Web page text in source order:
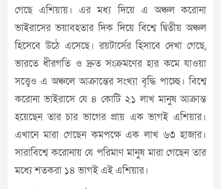
গেছে এশিয়ায়। এর মধ্য দিয়ে এ অঞ্চল করোনা
ভাইরাসের ভয়াবহতার দিক দিয়ে বিশ্বে দ্বিতীয় অঞ্চল
হিসেবে উঠে এসেছে। রয়টার্সের হিসাবে দেখা গেছে,
ভারতে ধীরগতি ও দ্রুত সংক্রমণের হার কমে যাওয়া
সত্ত্বেও এ অঞ্চলে আক্রান্তের সংখ্যা বৃদ্ধি পাচ্ছে। বিশ্বে
করোনা ভাইরাসে যে ৪ কোটি ২১ লাখ মানুষ আক্রান্ত
হয়েছেন তার চার ভাগের প্রায় এক ভাগই এশিয়ার।
এখানে মারা গেছেন কমপক্ষে এক লাখ ৬৩ হাজার।
সারাবিশ্বে করোনায় যে পরিমাণ মানুষ মারা গেছেন তার
মধ্যে শতকরা ১৪ ভাগই এই এশিয়ার।